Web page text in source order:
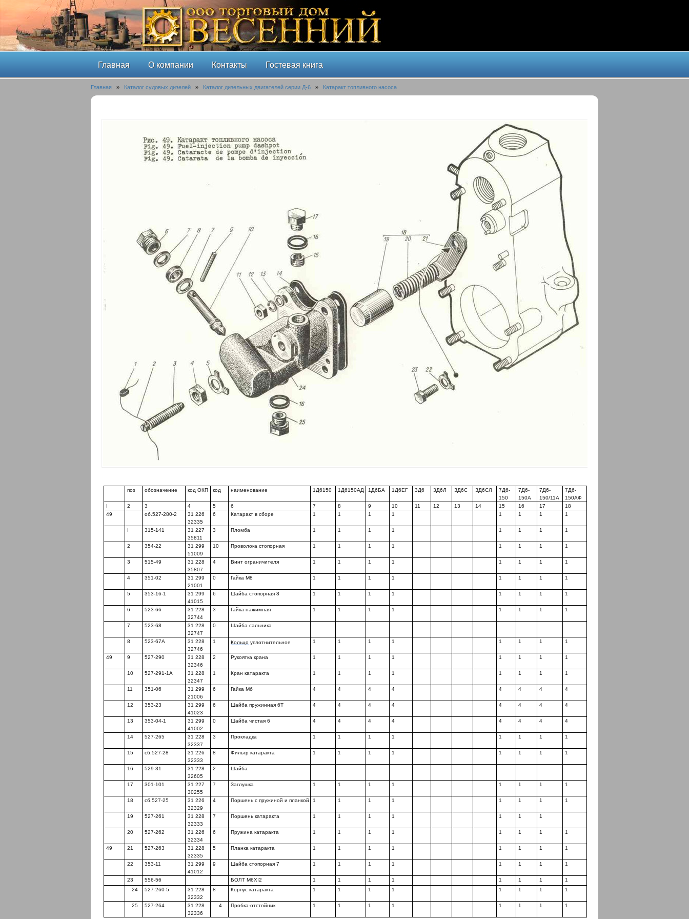
Главная О компании Контакты Гостевая книга
Главная » Каталог судовых дизелей » Каталог дизельных двигателей серии Д-6 » Катаракт топливного насоса
поз обозначение код ОКП код наименование 1Д6150 1Д6150АД 1Д6БА 1Д6ЕГ 3Д6 3Д6Л ЗД6С ЗД6СЛ
7Д6-
150
7Д6-
150А
7Д6-
150/11А
7Д6-
150АФ
I
2 3 4 5 6 7 8 9 10 11 12 13 14 15 16 17
18
49
об.527-280-2
31 226
32335
6 Катаракт в сборе 1 1 1 1 1 1 1 1
I 315-141
31 227
35811
3 Пломба 1 1 1 1 1 1 1 1
2 354-22
31 299
51009
10 Проволока стопорная 1 1 1 1 1 1 1 1
3 515-49
31 228
35807
4 Винт ограничителя 1 1 1 1 1 1 1 1
4 351-02
31 299
21001
0 Гайка М8 1 1 1 1 1 1 1 1
5 353-16-1
31 299
41015
6 Шайба стопорная 8 1 1 1 1 1 1 1 1
6 523-66
31 228
32744
3 Гайка нажимная 1 1 1 1 1 1 1 1
7 523-68
31 228
32747
0 Шайба сальника
8 523-67A
31 228
32746
1 Кольцо уплотнительное 1 1 1 1 1 1 1 1
49 9 527-290
31 228
32346
2 Рукоятка крана 1 1 1 1 1 1 1 1
10 527-291-1A
31 228
32347
1 Кран катаракта 1 1 1 1 1 1 1 1
11 351-06
31 299
21006
6 Гайка Мб 4 4 4 4 4 4 4 4
12 353-23
31 299
41023
6 Шайба пружинная 6Т 4 4 4 4 4 4 4 4
13 353-04-1
31 299
41002
0 Шайба чистая 6 4 4 4 4 4 4 4 4
14 527-265
31 228
32337
3 Прокладка 1 1 1 1 1 1 1 1
15 сб.527-28
31 226
32333
8 Фильтр катаракта 1 1 1 1 1 1 1 1
16 529-31
31 228
32605
2 Шайба
17 301-101
31 227
30255
7 Заглушка 1 1 1 1 1 1 1 1
18 сб.527-25
31 226
32329
4 Поршень с пружиной и планкой 1 1 1 1 1 1 1 1
19 527-261
31 228
32333
7 Поршень катаракта 1 1 1 1 1 1 1
20 527-262
31 226
32334
6 Пружина катаракта 1 1 1 1 1 1 1 1
49 21 527-263
31 228
32335
5 Планка катаракта 1 1 1 1 1 1 1 1
22 353-11
31 299
41012
9 Шайба стопорная 7 1 1 1 1 1 1 1 1
23 556-56 БОЛТ M6XI2 1 1 1 1 1 1 1
1
24
527-260-5
31 228
32332
8 Корпус катаракта 1 1 1 1 1 1 1 1
25 527-264
31 228
32336
4 Пробка-отстойник 1 1 1 1 1 1 1 1